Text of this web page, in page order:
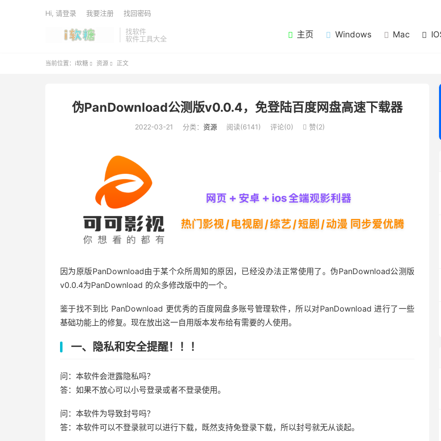
找软件
软件工具大全
主页 Windows Mac
Hi, 请登录 我要注册 找回密码
当前位置： i软糖  资源  正文
伪PanDownload公测版v0.0.4，免登陆百度网盘高速下载器
2022-03-21 分类： 资源 阅读(6141) 评论(0)  赞(2)
因为原版PanDownload由于某个众所周知的原因，已经没办法正常使用了。伪PanDownload公测版
v0.0.4为PanDownload 的众多修改版中的一个。
鉴于找不到比 PanDownload 更优秀的百度网盘多账号管理软件，所以对PanDownload 进行了一些
基础功能上的修复。现在放出这一自用版本发布给有需要的人使用。
一、隐私和安全提醒！！！
问：本软件会泄露隐私吗？
答：如果不放心可以小号登录或者不登录使用。
问：本软件为导致封号吗？
答：本软件可以不登录就可以进行下载，既然支持免登录下载，所以封号就无从谈起。